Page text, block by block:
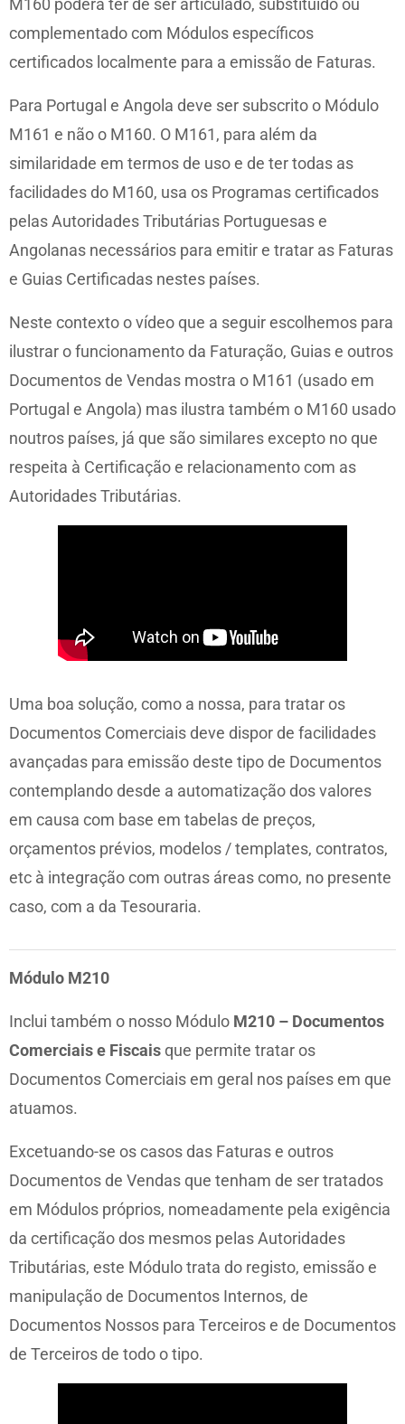
M160 poderá ter de ser articulado, substituído ou
complementado com Módulos específicos
certificados localmente para a emissão de Faturas.
Para Portugal e Angola deve ser subscrito o Módulo
M161 e não o M160. O M161, para além da
similaridade em termos de uso e de ter todas as
facilidades do M160, usa os Programas certificados
pelas Autoridades Tributárias Portuguesas e
Angolanas necessários para emitir e tratar as Faturas
e Guias Certificadas nestes países.
Neste contexto o vídeo que a seguir escolhemos para
ilustrar o funcionamento da Faturação, Guias e outros
Documentos de Vendas mostra o M161 (usado em
Portugal e Angola) mas ilustra também o M160 usado
noutros países, já que são similares excepto no que
respeita à Certificação e relacionamento com as
Autoridades Tributárias.
Uma boa solução, como a nossa, para tratar os
Documentos Comerciais deve dispor de facilidades
avançadas para emissão deste tipo de Documentos
contemplando desde a automatização dos valores
em causa com base em tabelas de preços,
orçamentos prévios, modelos / templates, contratos,
etc à integração com outras áreas como, no presente
caso, com a da Tesouraria.
Módulo M210
Inclui também o nosso Módulo M210 – Documentos
Comerciais e Fiscais que permite tratar os
Documentos Comerciais em geral nos países em que
atuamos.
Excetuando-se os casos das Faturas e outros
Documentos de Vendas que tenham de ser tratados
em Módulos próprios, nomeadamente pela exigência
da certificação dos mesmos pelas Autoridades
Tributárias, este Módulo trata do registo, emissão e
manipulação de Documentos Internos, de
Documentos Nossos para Terceiros e de Documentos
de Terceiros de todo o tipo.